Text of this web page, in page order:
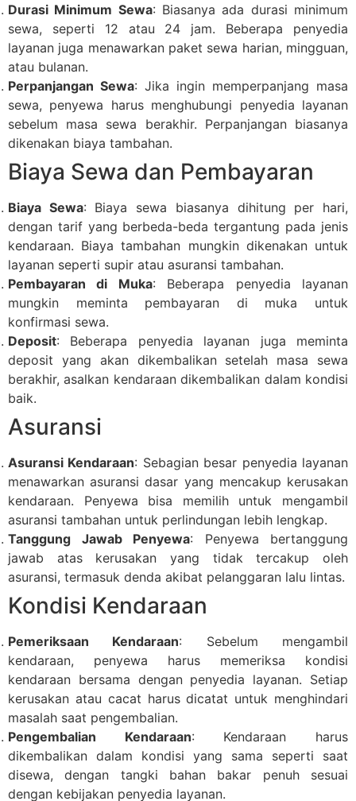
Durasi Minimum Sewa: Biasanya ada durasi minimum
sewa, seperti 12 atau 24 jam. Beberapa penyedia
layanan juga menawarkan paket sewa harian, mingguan,
atau bulanan.
Perpanjangan Sewa: Jika ingin memperpanjang masa
sewa, penyewa harus menghubungi penyedia layanan
sebelum masa sewa berakhir. Perpanjangan biasanya
dikenakan biaya tambahan.
Biaya Sewa dan Pembayaran
Biaya Sewa: Biaya sewa biasanya dihitung per hari,
dengan tarif yang berbeda-beda tergantung pada jenis
kendaraan. Biaya tambahan mungkin dikenakan untuk
layanan seperti supir atau asuransi tambahan.
Pembayaran di Muka: Beberapa penyedia layanan
mungkin meminta pembayaran di muka untuk
konfirmasi sewa.
Deposit: Beberapa penyedia layanan juga meminta
deposit yang akan dikembalikan setelah masa sewa
berakhir, asalkan kendaraan dikembalikan dalam kondisi
baik.
Asuransi
Asuransi Kendaraan: Sebagian besar penyedia layanan
menawarkan asuransi dasar yang mencakup kerusakan
kendaraan. Penyewa bisa memilih untuk mengambil
asuransi tambahan untuk perlindungan lebih lengkap.
Tanggung Jawab Penyewa: Penyewa bertanggung
jawab atas kerusakan yang tidak tercakup oleh
asuransi, termasuk denda akibat pelanggaran lalu lintas.
Kondisi Kendaraan
Pemeriksaan Kendaraan: Sebelum mengambil
kendaraan, penyewa harus memeriksa kondisi
kendaraan bersama dengan penyedia layanan. Setiap
kerusakan atau cacat harus dicatat untuk menghindari
masalah saat pengembalian.
Pengembalian Kendaraan: Kendaraan harus
dikembalikan dalam kondisi yang sama seperti saat
disewa, dengan tangki bahan bakar penuh sesuai
dengan kebijakan penyedia layanan.